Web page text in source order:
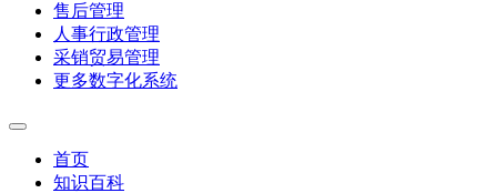
售后管理
人事行政管理
采销贸易管理
更多数字化系统
首页
知识百科